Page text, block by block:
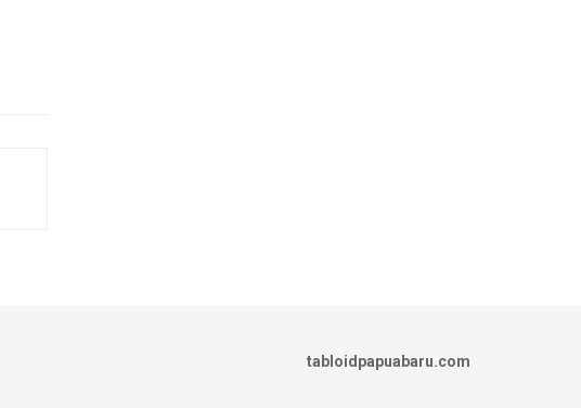
tabloidpapuabaru.com